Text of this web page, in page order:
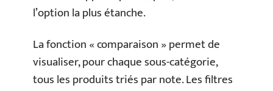
l’option la plus étanche.
La fonction « comparaison » permet de
visualiser, pour chaque sous-catégorie,
tous les produits triés par note. Les filtres